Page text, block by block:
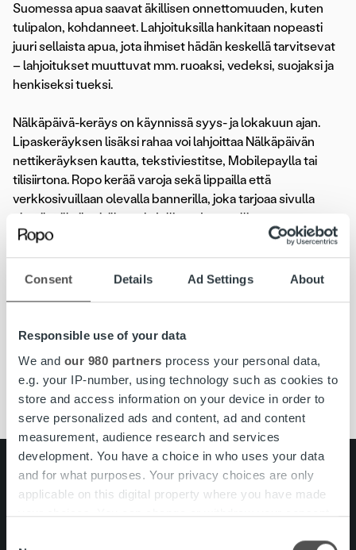
Consent Details Ad Settings About
Responsible use of your data
We and our 980 partners process your personal data,
e.g. your IP-number, using technology such as cookies to
store and access information on your device in order to
serve personalized ads and content, ad and content
measurement, audience research and services
development. You have a choice in who uses your data
and for what purposes. Your privacy choices are only
applicable on this digital property where you have made
your choices. You can change or withdraw your consent
Suomessa apua saavat äkillisen onnettomuuden, kuten
tulipalon, kohdanneet. Lahjoituksilla hankitaan nopeasti
juuri sellaista apua, jota ihmiset hädän keskellä tarvitsevat
– lahjoitukset muuttuvat mm. ruoaksi, vedeksi, suojaksi ja
henkiseksi tueksi.
Nälkäpäivä-keräys on käynnissä syys- ja lokakuun ajan.
Lipaskeräyksen lisäksi rahaa voi lahjoittaa Nälkäpäivän
nettikeräyksen kautta, tekstiviestitse, Mobilepaylla tai
tilisiirtona. Ropo kerää varoja sekä lippailla että
verkkosivuillaan olevalla bannerilla, joka tarjoaa sivulla
vieraileville ihmisille mahdollisuuden osallistua
Nälkäpäivän nettikeräykseen
tai lahjoittaa kätevästi
tekstiviestillä. Vierailija voi joko tehdä lahjoituksen heti tai
jatkaa Ropon sivujen käyttöä normaalisti.
#Nälkäpäivä #ropojengi Ropo Capital SPR
Pikalinkit
Search for: